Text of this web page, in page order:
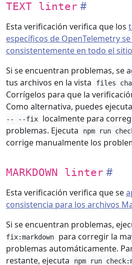
TEXT linter
Esta verificación verifica que los
específicos de OpenTelemetry
consistentemente en todo el sitio
Si se encuentran problemas, se
tus archivos en la vista
files
Corrígelos para que la
Como alternativa, puedes
-- --fix
localmente para
problemas. Ejecuta
npm run
corrige manualmente los
MARKDOWN linter
Esta verificación verifica que se
consistencia para los archivos
Si se encuentran problemas,
fix:markdown
para corregir la
problemas automáticamente.
restante, ejecuta
npm run